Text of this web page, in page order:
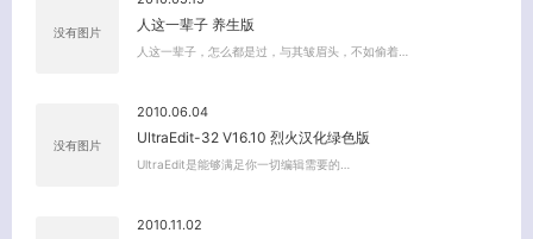
没有图片 人这一辈子 养生版
人这一辈子，怎么都是过，与其皱眉头，不如偷着…
没有图片
2010.06.04
UltraEdit-32 V16.10 烈火汉化绿色版
UltraEdit是能够满足你一切编辑需要的…
2010.11.02
客服小美